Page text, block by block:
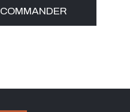
COMMANDER